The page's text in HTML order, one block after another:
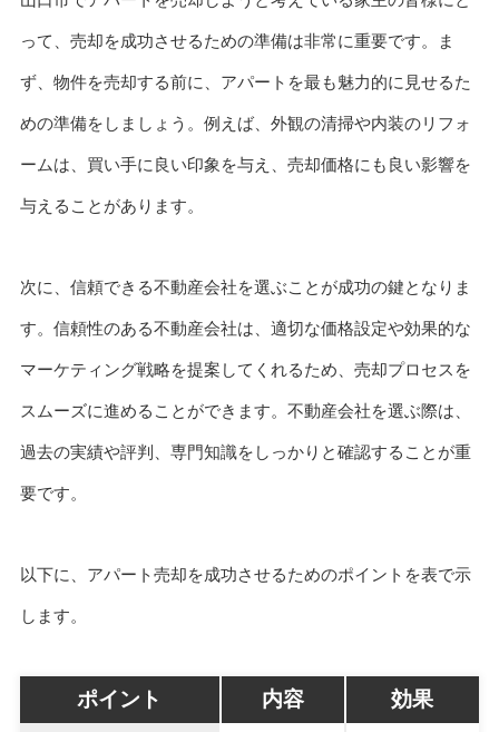
って、売却を成功させるための準備は非常に重要です。ま
ず、物件を売却する前に、アパートを最も魅力的に見せるた
めの準備をしましょう。例えば、外観の清掃や内装のリフォ
ームは、買い手に良い印象を与え、売却価格にも良い影響を
与えることがあります。
次に、信頼できる不動産会社を選ぶことが成功の鍵となりま
す。信頼性のある不動産会社は、適切な価格設定や効果的な
マーケティング戦略を提案してくれるため、売却プロセスを
スムーズに進めることができます。不動産会社を選ぶ際は、
過去の実績や評判、専門知識をしっかりと確認することが重
要です。
以下に、アパート売却を成功させるためのポイントを表で示
します。
ポイント 内容 効果